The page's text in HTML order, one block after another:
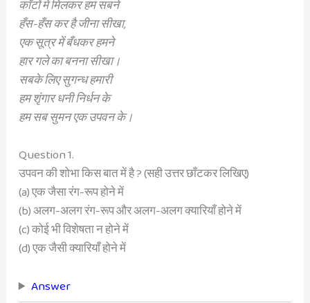
काँटों में मिलकर हम सबने
हँस-हँस कर है जीना सीखा,
एक सूत्र में बँधकर हमने
हार गले का बनना सीखा।
सबके लिए सुगन्ध हमारी
हम शृंगार धनी निर्धन के
हम सब सुमन एक उपवन के।
Question 1.
उपवन की शोभा किस बात में है ? (सही उत्तर छाँटकर लिखिए)
(a) एक जैसा रंग-रूप होने में
(b) अलग-अलग रंग-रूप और अलग-अलग क्यारियाँ होने में
(c) कोई भी विशेषता न होने में
(d) एक जैसी क्यारियाँ होने में
Answer